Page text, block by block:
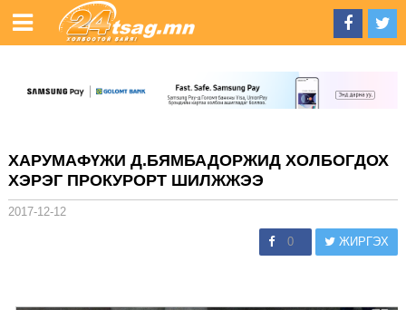
ХАРУМАФҮЖИ Д.БЯМБАДОРЖИД ХОЛБОГДОХ
ХЭРЭГ ПРОКУРОРТ ШИЛЖЖЭЭ
2017-12-12
0 ЖИРГЭХ